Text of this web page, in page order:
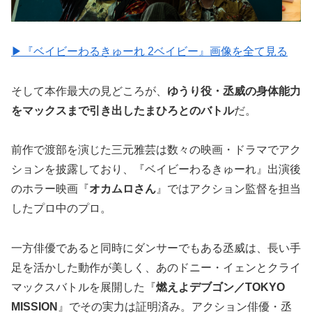
▶︎『ベイビーわるきゅーれ 2ベイビー』画像を全て見る
そして本作最大の見どころが、 ゆうり役・丞威の身体能力
をマックスまで引き出したまひろとのバトルだ。
前作で渡部を演じた三元雅芸は数々の映画・ドラマでアク
ションを披露しており、『ベイビーわるきゅーれ』出演後
のホラー映画『オカムロさん 』ではアクション監督を担当
したプロ中のプロ。
一方俳優であると同時にダンサーでもある丞威は、長い手
足を活かした動作が美しく、あのドニー・イェンとクライ
マックスバトルを展開した『燃えよデブゴン／TOKYO
MISSION 』でその実力は証明済み。アクション俳優・丞